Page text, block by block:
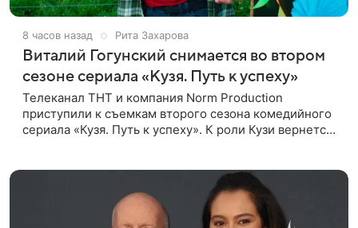
8 часов назад Рита Захарова
Виталий Гогунский снимается во втором
сезоне сериала «Кузя. Путь к успеху»
Телеканал ТНТ и компания Norm Production
приступили к съемкам второго сезона комедийного
сериала «Кузя. Путь к успеху». К роли Кузи вернется